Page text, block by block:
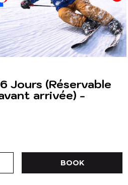
Jours (Réservable
arrivée) -
BOOK